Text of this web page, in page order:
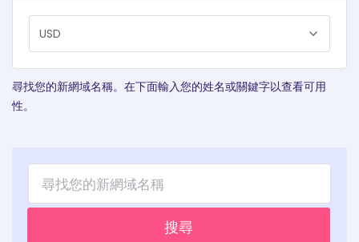
尋找您的新網域名稱。在下面輸入您的姓名或關鍵字以查看可用
性。
搜尋